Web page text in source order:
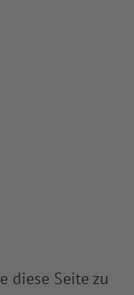
diese Seite zu